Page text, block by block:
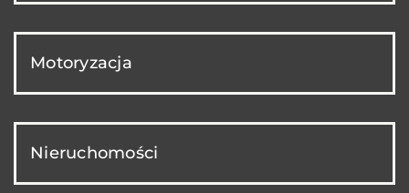
Motoryzacja
Nieruchomości